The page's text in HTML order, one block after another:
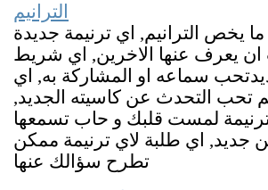
الترانيم
يخص الترانيم, اي ترنيمة جديدة
يعرف عنها الاخرين, اي شريط
سماعه او المشاركة به, اي
تحب التحدث عن كاسيته الجديد,
لمست قلبك و حاب تسمعها
جديد, اي طلبة لاي ترنيمة ممكن
تطرح سؤالك عنها